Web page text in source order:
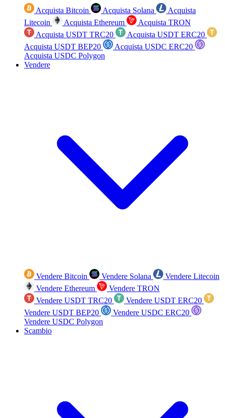
Acquista Bitcoin Acquista Solana
Acquista
Litecoin
Acquista Ethereum
Acquista TRON
Acquista USDT TRC20
Acquista USDT ERC20
Acquista USDT BEP20
Acquista USDC ERC20
Acquista USDC Polygon
Vendere
Vendere Bitcoin Vendere Solana
Vendere Litecoin
Vendere Ethereum
Vendere TRON
Vendere USDT TRC20
Vendere USDT ERC20
Vendere USDT BEP20
Vendere USDC ERC20
Vendere USDC Polygon
Scambio